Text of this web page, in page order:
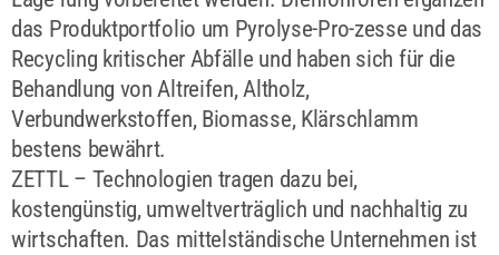
das Produktportfolio um Pyrolyse-Pro-zesse und das
Recycling kritischer Abfälle und haben sich für die
Behandlung von Altreifen, Altholz,
Verbundwerkstoffen, Biomasse, Klärschlamm
bestens bewährt.
ZETTL – Technologien tragen dazu bei,
kostengünstig, umweltverträglich und nachhaltig zu
wirtschaften. Das mittelständische Unternehmen ist